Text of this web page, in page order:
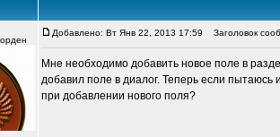
Добавлено: Вт Янв 22, 2013 17:59 Заголовок
Мне необходимо добавить новое поле в
добавил поле в диалог. Теперь если
при добавлении нового поля?